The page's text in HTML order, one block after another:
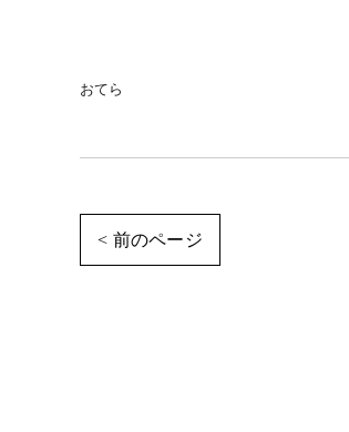
おてら
< 前のページ